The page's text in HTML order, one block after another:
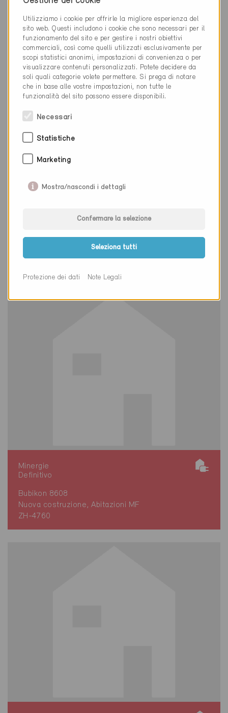
Bubikon 8608
Minergie
Definitivo
Bubikon 8608
Nuova costruzione, Abitazioni MF
ZH-4760
Utilizziamo i cookie per offrirle la migliore esperienza del
sito web. Questi includono i cookie che sono necessari per il
funzionamento del sito e per gestire i nostri obiettivi
commerciali, così come quelli utilizzati esclusivamente per
scopi statistici anonimi, impostazioni di convenienza o per
visualizzare contenuti personalizzati. Potete decidere da
soli quali categorie volete permettere. Si prega di notare
che in base alle vostre impostazioni, non tutte le
funzionalità del sito possono essere disponibili.
Necessari
Statistiche
Marketing
Mostra/nascondi i dettagli
Confermare la selezione
Seleziona tutti
Protezione dei dati Note Legali